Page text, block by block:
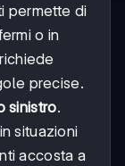
permette di
o in
precise.
sinistro.
situazioni
accosta a